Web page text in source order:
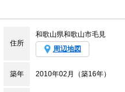
住所
和歌山県和歌山市毛見
周辺地図
築年 2010年02月（築16年）